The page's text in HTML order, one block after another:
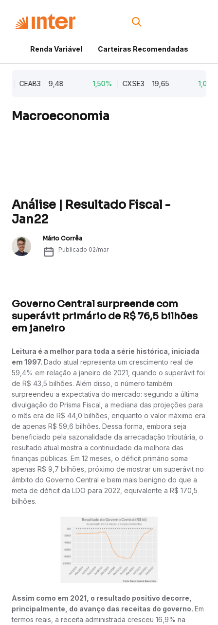
Renda Variável Carteiras Recomendadas
CEAB3 9,48 1,50% CXSE3 19,65 1,03%
Macroeconomia
Análise | Resultado Fiscal -
Jan22
Mário Corrêa
Publicado 02/mar
Governo Central surpreende com
superávit primário de R$ 76,5 bilhões
em janeiro
Leitura é a melhor para toda a série histórica, iniciada
em 1997. Dado atual representa um crescimento real de
59,4% em relação a janeiro de 2021, quando o superávit foi
de R$ 43,5 bilhões. Além disso, o número também
surpreendeu a expectativa do mercado: segundo a última
divulgação do Prisma Fiscal, a mediana das projeções para
o mês era de R$ 44,0 bilhões, enquanto o valor máximo era
de apenas R$ 59,6 bilhões. Dessa forma, embora seja
beneficiado pela sazonalidade da arrecadação tributária, o
resultado atual mostra a continuidade da melhora das
finanças públicas. Em 12 meses, o déficit primário soma
apenas R$ 9,7 bilhões, próximo de mostrar um superávit no
âmbito do Governo Central e bem mais benigno do que a
meta de déficit da LDO para 2022, equivalente a R$ 170,5
bilhões.
Assim como em 2021, o resultado positivo decorre,
principalmente, do avanço das receitas do governo. Em
termos reais, a receita administrada cresceu 16,9% na